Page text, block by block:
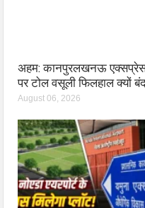
अहम: कानपुरलखनऊ
पर टोल वसूली फिलहाल क्यों
August 06, 2026